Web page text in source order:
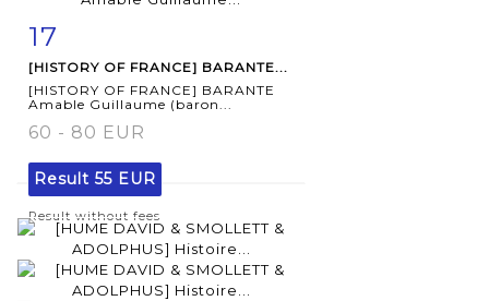
Item detail
17
[HISTORY OF FRANCE] BARANTE...
[HISTORY OF FRANCE] BARANTE
Amable Guillaume (baron...
60 - 80 EUR
Result 55 EUR
Result without fees